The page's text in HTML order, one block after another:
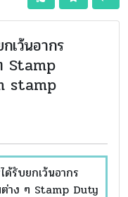
เว้นอากร
Stamp
stamp
รับยกเว้นอากร
าง ๆ Stamp Duty